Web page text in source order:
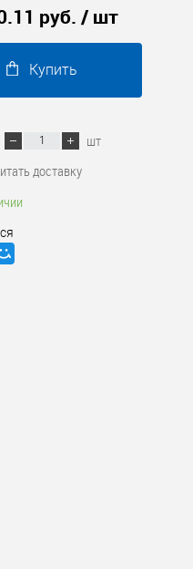
руб. / шт
Купить
шт
доставку